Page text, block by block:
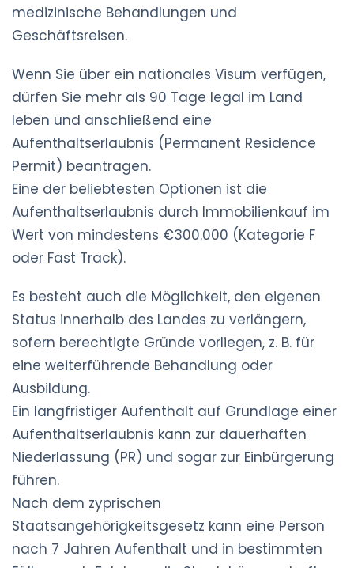
medizinische Behandlungen und
Geschäftsreisen.
Wenn Sie über ein nationales Visum verfügen,
dürfen Sie mehr als 90 Tage legal im Land
leben und anschließend eine
Aufenthaltserlaubnis (Permanent Residence
Permit) beantragen.
Eine der beliebtesten Optionen ist die
Aufenthaltserlaubnis durch Immobilienkauf im
Wert von mindestens €300.000 (Kategorie F
oder Fast Track).
Es besteht auch die Möglichkeit, den eigenen
Status innerhalb des Landes zu verlängern,
sofern berechtigte Gründe vorliegen, z. B. für
eine weiterführende Behandlung oder
Ausbildung.
Ein langfristiger Aufenthalt auf Grundlage einer
Aufenthaltserlaubnis kann zur dauerhaften
Niederlassung (PR) und sogar zur Einbürgerung
führen.
Nach dem zyprischen
Staatsangehörigkeitsgesetz kann eine Person
nach 7 Jahren Aufenthalt und in bestimmten